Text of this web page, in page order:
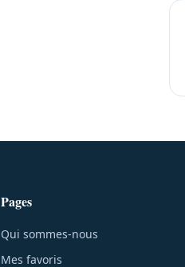
Pages
Qui sommes-nous
Mes favoris